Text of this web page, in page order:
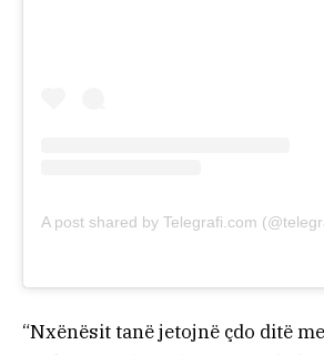
A post shared by Telegrafi.com
“Nxënësit tanë jetojnë çdo ditë